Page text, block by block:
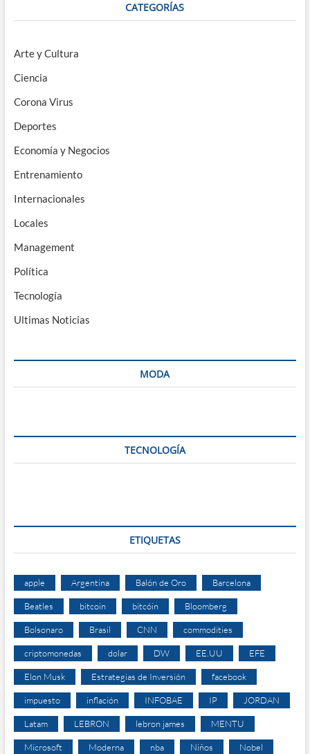
CATEGORÍAS
Arte y Cultura
Ciencia
Corona Virus
Deportes
Economía y Negocios
Entrenamiento
Internacionales
Locales
Management
Política
Tecnología
Ultimas Noticias
MODA
TECNOLOGÍA
ETIQUETAS
apple Argentina Balón de Oro Barcelona
Beatles bitcoin bitcóin Bloomberg
Bolsonaro Brasil CNN commodities
criptomonedas dolar DW EE.UU EFE
Elon Musk Estrategias de Inversión facebook
impuesto inflación INFOBAE IP JORDAN
Latam LEBRON lebron james MENTU
Microsoft Moderna nba Niños Nobel